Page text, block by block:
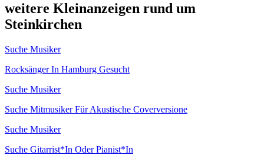
weitere Kleinanzeigen rund um
Steinkirchen
Suche Musiker
Rocksänger In Hamburg Gesucht
Suche Musiker
Suche Mitmusiker Für Akustische Coverversione
Suche Musiker
Suche Gitarrist*In Oder Pianist*In